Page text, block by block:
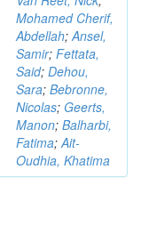
Mohamed Cherif,
Abdellah;Ansel,
Samir; Fettata,
Said; Dehou,
Sara; Bebronne,
Nicolas; Geerts,
Manon; Balharbi,
Fatima;Ait-
Oudhia, Khatima